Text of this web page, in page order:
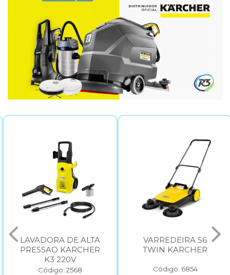
LAVADORA DE ALTA
PRESSAO KARCHER
K3 220V
Código: 2568
VARREDEIRA S6
TWIN KARCHER
Código: 6854